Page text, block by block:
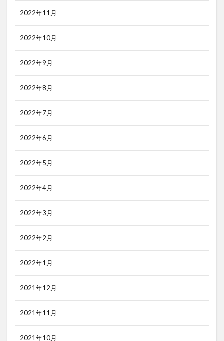
2022年11月
2022年10月
2022年9月
2022年8月
2022年7月
2022年6月
2022年5月
2022年4月
2022年3月
2022年2月
2022年1月
2021年12月
2021年11月
2021年10月